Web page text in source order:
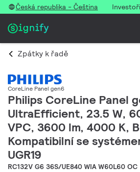
Česká republika - Čeština Investoři
Zpátky k řadě
CoreLine Panel gen6
Philips CoreLine Panel
UltraEfficient, 23.5 W,
VPC, 3600 lm, 4000 K,
Kompatibilní se
UGR19
RC132V G6 36S/UE840 WIA W60L60 OC